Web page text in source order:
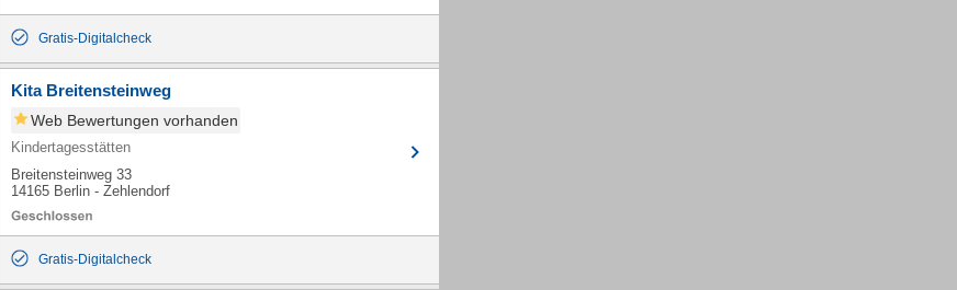
Gratis-Digitalcheck
Kita Breitensteinweg
Web Bewertungen vorhanden
Kindertagesstätten
Breitensteinweg 33
14165 Berlin - Zehlendorf
Gratis-Digitalcheck